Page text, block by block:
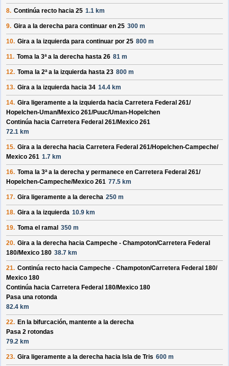
8. Continúa recto hacia 25 1.1 km
9. Gira a la derecha para continuar en 25 300 m
10. Gira a la izquierda para continuar por 25 800 m
11. Toma la 3ª a la derecha hasta 26 81 m
12. Toma la 2ª a la izquierda hasta 23 800 m
13. Gira a la izquierda hacia 34 14.4 km
14. Gira ligeramente a la izquierda hacia Carretera Federal 261/
Hopelchen-Uman/Mexico 261/Puuc/Uman-Hopelchen
Continúa hacia Carretera Federal 261/Mexico 261
72.1 km
15. Gira a la derecha hacia Carretera Federal 261/Hopelchen-Campeche/
Mexico 261 1.7 km
16. Toma la 3ª a la derecha y permanece en Carretera Federal 261/
Hopelchen-Campeche/Mexico 261 77.5 km
17. Gira ligeramente a la derecha 250 m
18. Gira a la izquierda 10.9 km
19. Toma el ramal 350 m
20. Gira a la derecha hacia Campeche - Champoton/Carretera Federal
180/Mexico 180 38.7 km
21. Continúa recto hacia Campeche - Champoton/Carretera Federal 180/
Mexico 180
Continúa hacia Carretera Federal 180/Mexico 180
Pasa una rotonda
82.4 km
22. En la bifurcación, mantente a la derecha
Pasa 2 rotondas
79.2 km
23. Gira ligeramente a la derecha hacia Isla de Tris 600 m